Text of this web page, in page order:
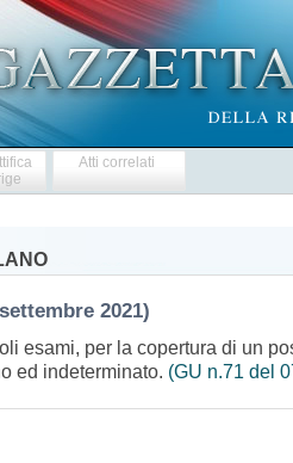
Atti correlati
2021)
esami, per la copertura di un
ed indeterminato. (GU n.71 del